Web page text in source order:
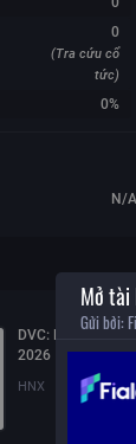
0
(Tra cứu cổ
tức)
0%
N/A
DVC: Báo cáo
2026
HNX 28/07/
Mở tài
Gửi bởi: